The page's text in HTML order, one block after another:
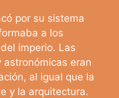
por su sistema
a los
imperio. Las
eran
al igual que la
y la arquitectura.